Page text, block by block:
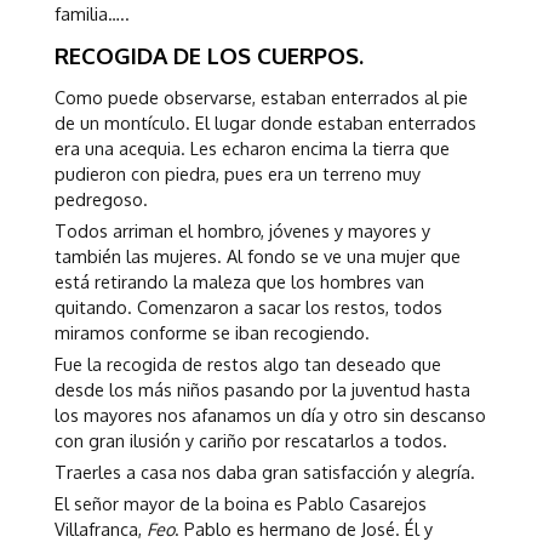
familia…..
RECOGIDA DE LOS CUERPOS.
Como puede observarse, estaban enterrados al pie
de un montículo. El lugar donde estaban enterrados
era una acequia. Les echaron encima la tierra que
pudieron con piedra, pues era un terreno muy
pedregoso.
Todos arriman el hombro, jóvenes y mayores y
también las mujeres. Al fondo se ve una mujer que
está retirando la maleza que los hombres van
quitando. Comenzaron a sacar los restos, todos
miramos conforme se iban recogiendo.
Fue la recogida de restos algo tan deseado que
desde los más niños pasando por la juventud hasta
los mayores nos afanamos un día y otro sin descanso
con gran ilusión y cariño por rescatarlos a todos.
Traerles a casa nos daba gran satisfacción y alegría.
El señor mayor de la boina es Pablo Casarejos
Villafranca, Feo. Pablo es hermano de José. Él y